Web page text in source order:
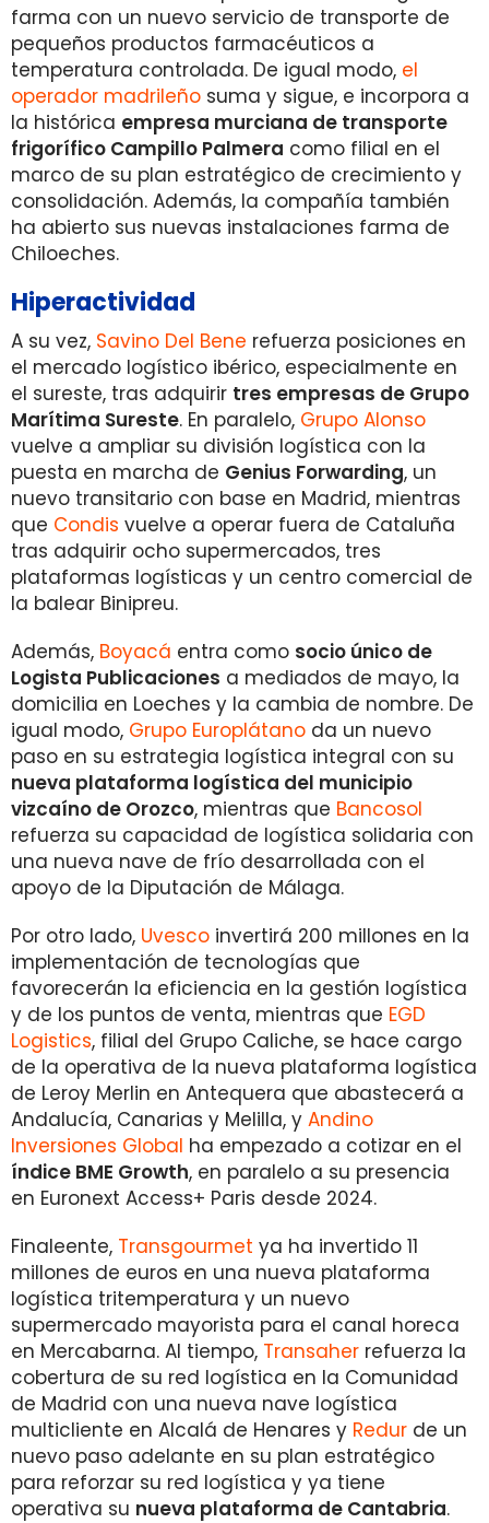
farma con un nuevo servicio de transporte de
pequeños productos farmacéuticos a
temperatura controlada. De igual modo, el
operador madrileño suma y sigue, e incorpora a
la histórica empresa murciana de transporte
frigorífico Campillo Palmera como filial en el
marco de su plan estratégico de crecimiento y
consolidación. Además, la compañía también
ha abierto sus nuevas instalaciones farma de
Chiloeches.
Hiperactividad
A su vez, Savino Del Bene refuerza posiciones en
el mercado logístico ibérico, especialmente en
el sureste, tras adquirir tres empresas de Grupo
Marítima Sureste. En paralelo, Grupo Alonso
vuelve a ampliar su división logística con la
puesta en marcha de Genius Forwarding, un
nuevo transitario con base en Madrid, mientras
que Condis vuelve a operar fuera de Cataluña
tras adquirir ocho supermercados, tres
plataformas logísticas y un centro comercial de
la balear Binipreu.
Además, Boyacá entra como socio único de
Logista Publicaciones a mediados de mayo, la
domicilia en Loeches y la cambia de nombre. De
igual modo, Grupo Europlátano da un nuevo
paso en su estrategia logística integral con su
nueva plataforma logística del municipio
vizcaíno de Orozco, mientras que Bancosol
refuerza su capacidad de logística solidaria con
una nueva nave de frío desarrollada con el
apoyo de la Diputación de Málaga.
Por otro lado, Uvesco invertirá 200 millones en la
implementación de tecnologías que
favorecerán la eficiencia en la gestión logística
y de los puntos de venta, mientras que EGD
Logistics, filial del Grupo Caliche, se hace cargo
de la operativa de la nueva plataforma logística
de Leroy Merlin en Antequera que abastecerá a
Andalucía, Canarias y Melilla, y Andino
Inversiones Global ha empezado a cotizar en el
índice BME Growth, en paralelo a su presencia
en Euronext Access+ Paris desde 2024.
Finaleente, Transgourmet ya ha invertido 11
millones de euros en una nueva plataforma
logística tritemperatura y un nuevo
supermercado mayorista para el canal horeca
en Mercabarna. Al tiempo, Transaher refuerza la
cobertura de su red logística en la Comunidad
de Madrid con una nueva nave logística
multicliente en Alcalá de Henares y Redur de un
nuevo paso adelante en su plan estratégico
para reforzar su red logística y ya tiene
operativa su nueva plataforma de Cantabria.